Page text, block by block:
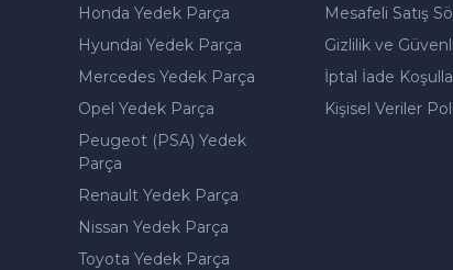
Honda Yedek Parça
Hyundai Yedek Parça
Mercedes Yedek Parça
Opel Yedek Parça
Peugeot (PSA) Yedek
Parça
Renault Yedek Parça
Nissan Yedek Parça
Toyota Yedek Parça
Mesafeli Satış
Gizlilik ve
İptal İade
Kişisel Veriler